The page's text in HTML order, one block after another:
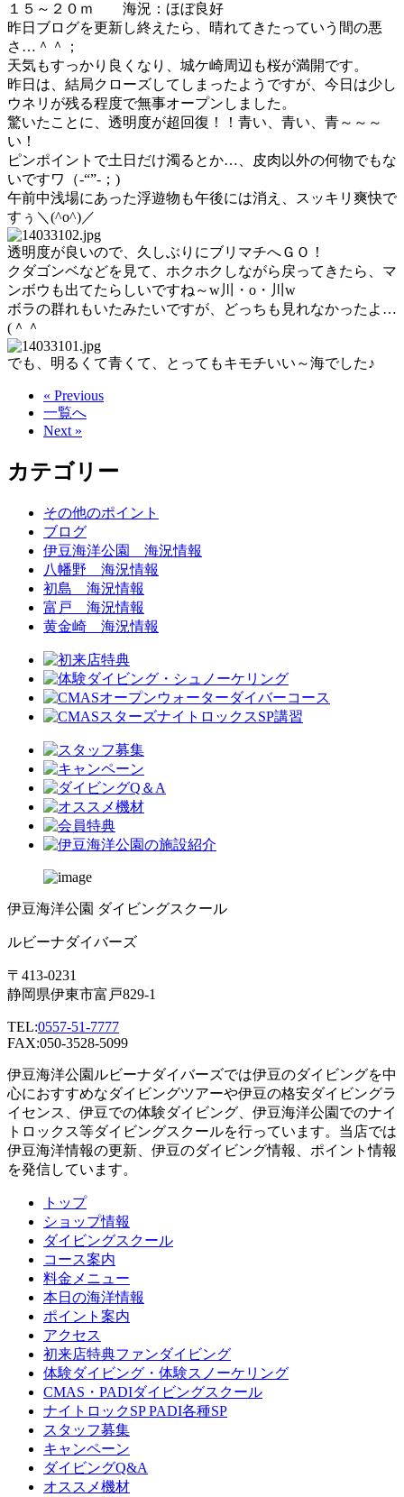
１５～２０ｍ 海況：ほぼ良好
昨日ブログを更新し終えたら、晴れてきたっていう間の悪
さ…＾＾；
天気もすっかり良くなり、城ケ崎周辺も桜が満開です。
昨日は、結局クローズしてしまったようですが、今日は少し
ウネリが残る程度で無事オープンしました。
驚いたことに、透明度が超回復！！青い、青い、青～～～
い！
ピンポイントで土日だけ濁るとか…、皮肉以外の何物でもな
いですワ（-“”-；)
午前中浅場にあった浮遊物も午後には消え、スッキリ爽快で
すぅ＼(^o^)／
透明度が良いので、久しぶりにブリマチへＧＯ！
クダゴンベなどを見て、ホクホクしながら戻ってきたら、マ
ンボウも出てたらしいですね～w川・o・川w
ボラの群れもいたみたいですが、どっちも見れなかったよ…
(＾＾ゞ
でも、明るくて青くて、とってもキモチいい～海でした♪
« Previous
一覧へ
Next »
カテゴリー
その他のポイント
ブログ
伊豆海洋公園 海況情報
八幡野 海況情報
初島 海況情報
富戸 海況情報
黄金崎 海況情報
伊豆海洋公園 ダイビングスクール
ルビーナダイバーズ
〒413-0231
静岡県伊東市富戸829-1
TEL:0557-51-7777
FAX:050-3528-5099
伊豆海洋公園ルビーナダイバーズでは伊豆のダイビングを中
心におすすめなダイビングツアーや伊豆の格安ダイビングラ
イセンス、伊豆での体験ダイビング、伊豆海洋公園でのナイ
トロックス等ダイビングスクールを行っています。当店では
伊豆海洋情報の更新、伊豆のダイビング情報、ポイント情報
を発信しています。
トップ
ショップ情報
ダイビングスクール
コース案内
料金メニュー
本日の海洋情報
ポイント案内
アクセス
初来店特典ファンダイビング
体験ダイビング・体験スノーケリング
CMAS・PADIダイビングスクール
ナイトロックSP PADI各種SP
スタッフ募集
キャンペーン
ダイビングQ&A
オススメ機材